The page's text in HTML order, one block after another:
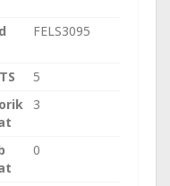
FELS3095
5
3
0